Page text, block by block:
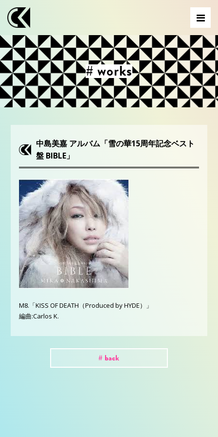
# works
中島美嘉 アルバム「雪の華15周年記念ベスト
盤 BIBLE」
M8.「KISS OF DEATH（Produced by HYDE）」
編曲:Carlos K.
# back